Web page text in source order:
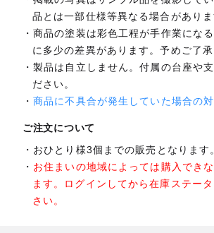
品とは一部仕様等異なる場合がありま
商品の塗装は彩色工程が手作業にな
に多少の差異があります。予めご了承
製品は自立しません。付属の台座や
ださい。
商品に不具合が発生していた場合の
ご注文について
おひとり様3個までの販売となります
お住まいの地域によっては購入でき
ます。ログインしてから在庫ステー
さい。